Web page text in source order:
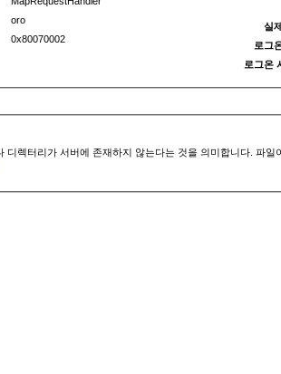
oro
0x80070002
실
로그
로그온
디렉터리가 서버에 존재하지 않는다는 것을 의미합니다. 파